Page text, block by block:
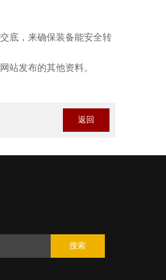
底，来确保装备能安全转
站发布的其他资料。
返回
搜索